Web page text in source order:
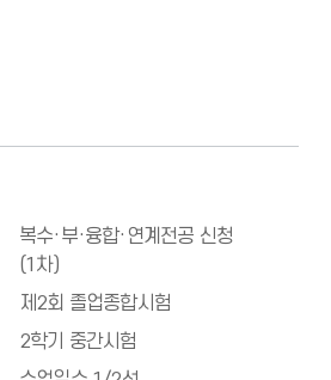
복수·부·융합·연계전공 신청
(1차)
제2회 졸업종합시험
2학기 중간시험